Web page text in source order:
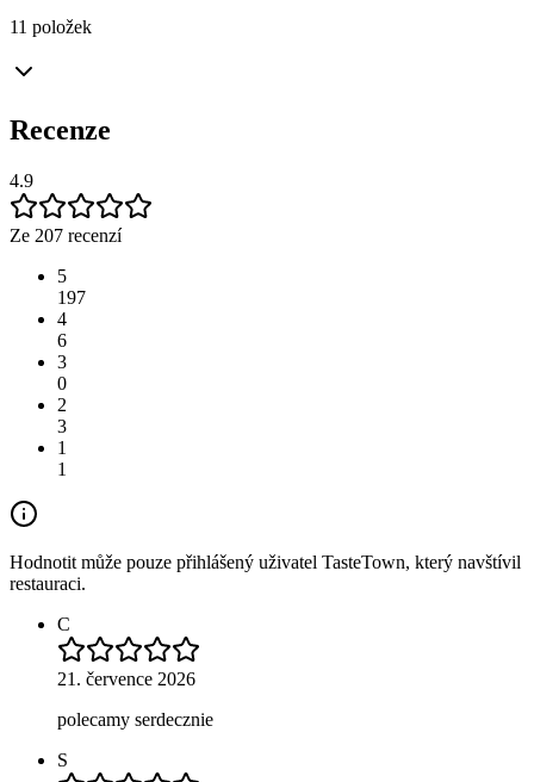
11 položek
Recenze
4.9
Ze 207 recenzí
5
197
4
6
3
0
2
3
1
1
Hodnotit může pouze přihlášený uživatel TasteTown, který navštívil
restauraci.
C
21. července 2026
polecamy serdecznie
S